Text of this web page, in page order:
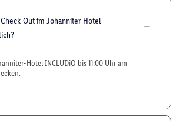
Out im Johanniter-Hotel
Hotel INCLUDiO bis 11:00 Uhr am